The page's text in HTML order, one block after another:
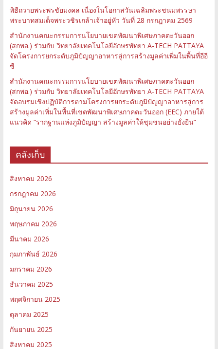
พิธีถวายพระพรชัยมงคล เนื่องในโอกาสวันเฉลิมพระชนมพรรษา
พระบาทสมเด็จพระวชิรเกล้าเจ้าอยู่หัว วันที่ 28 กรกฎาคม 2569
สำนักงานคณะกรรมการนโยบายเขตพัฒนาพิเศษภาคตะวันออก
(สกพอ.) ร่วมกับ วิทยาลัยเทคโนโลยีอักษรพัทยา A-TECH PATTAYA
จัดโครงการยกระดับภูมิปัญญาอาหารสู่การสร้างมูลค่าเพิ่มในพื้นที่อีอี
ซี
สำนักงานคณะกรรมการนโยบายเขตพัฒนาพิเศษภาคตะวันออก
(สกพอ.) ร่วมกับ วิทยาลัยเทคโนโลยีอักษรพัทยา A-TECH PATTAYA
จัดอบรมเชิงปฏิบัติการตามโครงการยกระดับภูมิปัญญาอาหารสู่การ
สร้างมูลค่าเพิ่มในพื้นที่เขตพัฒนาพิเศษภาคตะวันออก (EEC) ภายใต้
แนวคิด “รากฐานแห่งภูมิปัญญา สร้างมูลค่าให้ชุมชนอย่างยั่งยืน”
คลังเก็บ
สิงหาคม 2026
กรกฎาคม 2026
มิถุนายน 2026
พฤษภาคม 2026
มีนาคม 2026
กุมภาพันธ์ 2026
มกราคม 2026
ธันวาคม 2025
พฤศจิกายน 2025
ตุลาคม 2025
กันยายน 2025
สิงหาคม 2025